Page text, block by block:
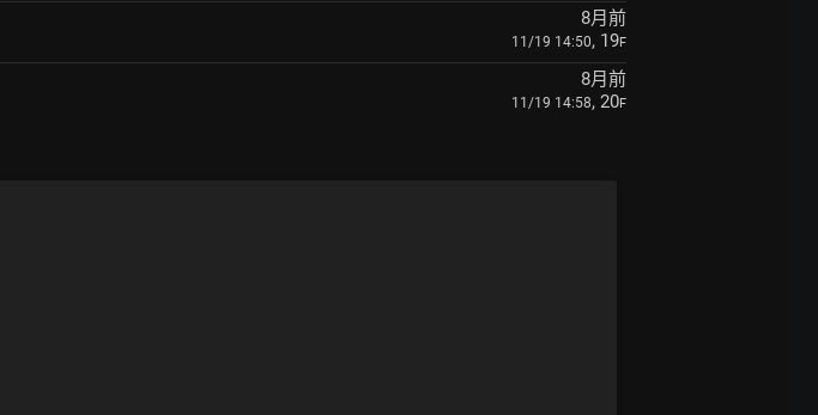
8月前
11/19 14:50, 19F
8月前
11/19 14:58, 20F